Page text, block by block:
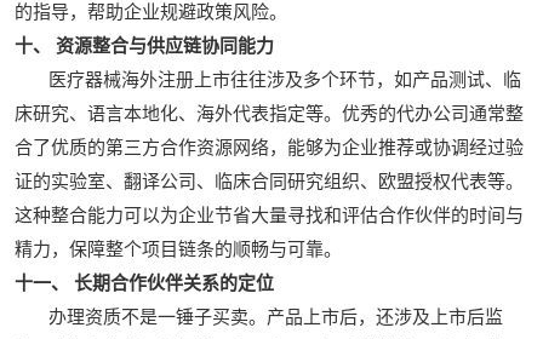
的指导，帮助企业规避政策风险。
十、 资源整合与供应链协同能力
医疗器械海外注册上市往往涉及多个环节，如产品测试、临
床研究、语言本地化、海外代表指定等。优秀的代办公司通常整
合了优质的第三方合作资源网络，能够为企业推荐或协调经过验
证的实验室、翻译公司、临床合同研究组织、欧盟授权代表等。
这种整合能力可以为企业节省大量寻找和评估合作伙伴的时间与
精力，保障整个项目链条的顺畅与可靠。
十一、 长期合作伙伴关系的定位
办理资质不是一锤子买卖。产品上市后，还涉及上市后监